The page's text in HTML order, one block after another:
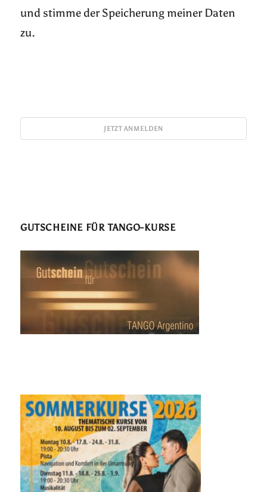
und stimme der Speicherung meiner Daten
zu.
GUTSCHEINE FÜR TANGO-KURSE